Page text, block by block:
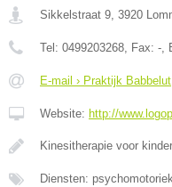
Sikkelstraat 9, 3920
Tel: 0499203268, Fax: -,
E-mail › Praktijk Babbelut
Website: http://
Kinesitherapie voor
Diensten: